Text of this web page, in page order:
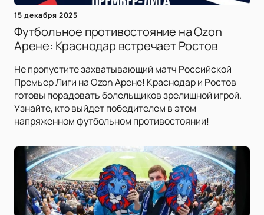
15 декабря 2025
Футбольное противостояние на Ozon
Арене: Краснодар встречает Ростов
Не пропустите захватывающий матч Российской
Премьер Лиги на Ozon Арене! Краснодар и Ростов
готовы порадовать болельщиков зрелищной игрой.
Узнайте, кто выйдет победителем в этом
напряженном футбольном противостоянии!